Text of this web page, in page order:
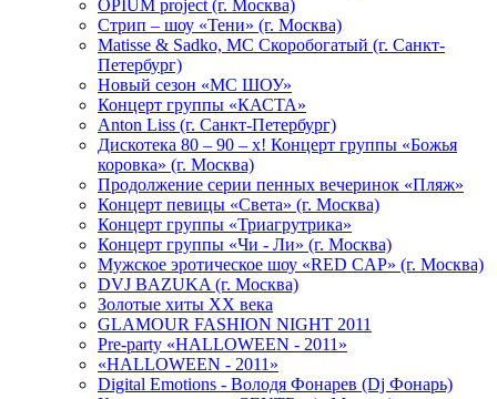
OPIUM project (г. Москва)
Стрип – шоу «Тени» (г. Москва)
Matissе & Sadko, MC Скоробогатый (г. Санкт-
Петербург)
Новый сезон «МС ШОУ»
Концерт группы «КАСТА»
Anton Liss (г. Санкт-Петербург)
Дискотека 80 – 90 – х! Концерт группы «Божья
коровка» (г. Москва)
Продолжение серии пенных вечеринок «Пляж»
Концерт певицы «Света» (г. Москва)
Концерт группы «Триагрутрика»
Концерт группы «Чи - Ли» (г. Москва)
Мужское эротическое шоу «RED CAP» (г. Москва)
DVJ BAZUKA (г. Москва)
Золотые хиты XX века
GLAMOUR FASHION NIGHT 2011
Pre-party «HALLOWEEN - 2011»
«HALLOWEEN - 2011»
Digital Emotions - Володя Фонарев (Dj Фонарь)